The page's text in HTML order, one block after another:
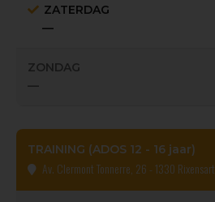
ZATERDAG
—
ZONDAG
—
TRAINING (ADOS 12 - 16 jaar)
Av. Clermont Tonnerre, 26 - 1330 Rixensart